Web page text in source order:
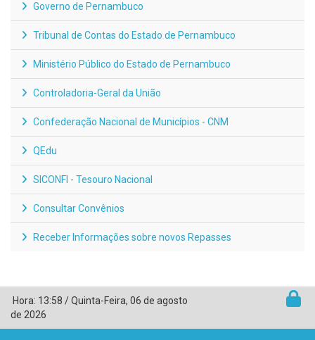
Governo de Pernambuco
Tribunal de Contas do Estado de Pernambuco
Ministério Público do Estado de Pernambuco
Controladoria-Geral da União
Confederação Nacional de Municípios - CNM
QEdu
SICONFI - Tesouro Nacional
Consultar Convênios
Receber Informações sobre novos Repasses
Hora: 13:58 /Quinta-Feira, 06 de agosto
de 2026